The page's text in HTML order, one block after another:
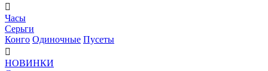

Часы
Серьги
Конго Одиночные Пусеты

НОВИНКИ